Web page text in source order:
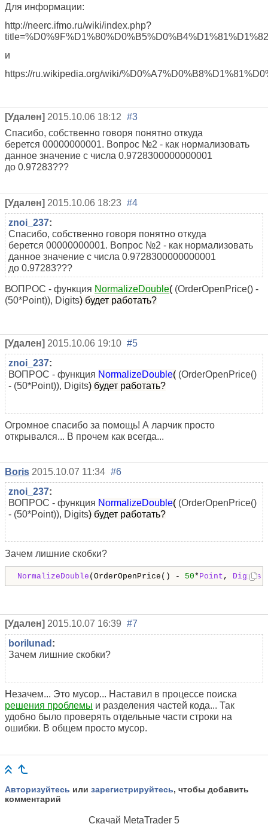
Для информации:
http://neerc.ifmo.ru/wiki/index.php?
и
https://ru.wikipedia.org/wiki/
[Удален] 2015.10.06 18:12 #3
Спасибо, собственно говоря понятно откуда
берется 00000000001. Вопрос №2 - как нормализовать
данное значение с числа 0.9728300000000001
до 0.97283???
[Удален] 2015.10.06 18:23 #4
znoi_237:
Спасибо, собственно говоря понятно откуда
берется 00000000001. Вопрос №2 - как нормализовать
данное значение с числа 0.9728300000000001
до 0.97283???
ВОПРОС - функция NormalizeDouble( (OrderOpenPrice() -
(50*Point)), Digits) будет работать?
[Удален] 2015.10.06 19:10 #5
znoi_237:
ВОПРОС - функция NormalizeDouble( (OrderOpenPrice()
- (50*Point)), Digits) будет работать?
Огромное спасибо за помощь! А ларчик просто
открывался... В прочем как всегда...
Boris 2015.10.07 11:34 #6
znoi_237:
ВОПРОС - функция NormalizeDouble( (OrderOpenPrice()
- (50*Point)), Digits) будет работать?
Зачем лишние скобки?
NormalizeDouble (OrderOpenPrice() - 50* Point , Digits
[Удален] 2015.10.07 16:39 #7
borilunad :
Зачем лишние скобки?
Незачем... Это мусор... Наставил в процессе поиска
решения проблемы и разделения частей кода... Так
удобно было проверять отдельные части строки на
ошибки. В общем просто мусор.
Авторизуйтесь или зарегистрируйтесь, чтобы добавить
комментарий
Скачай MetaTrader 5